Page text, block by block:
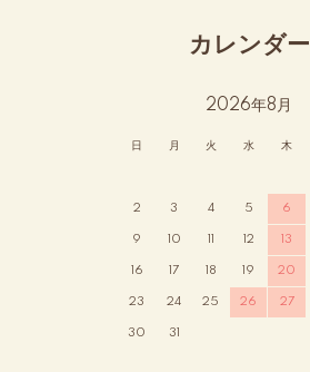
カレンダー
2026年8月
日 月 火 水 木
2 3 4 5 6
9 10 11 12 13
16 17 18 19 20
23 24 25 26 27
30 31